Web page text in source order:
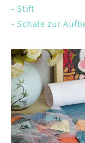
- Stift
- Schale zur